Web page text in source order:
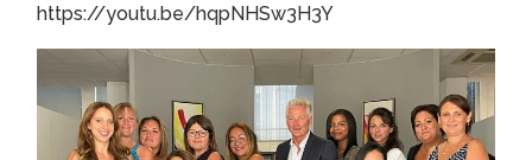
https://youtu.be/hqpNHSw3H3Y